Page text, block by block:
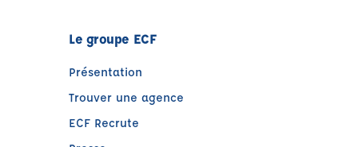
Le groupe ECF
Présentation
Trouver une agence
ECF Recrute